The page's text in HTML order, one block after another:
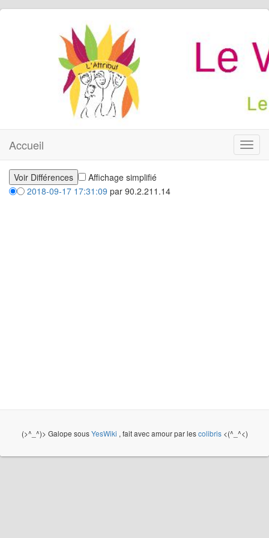
Accueil
Affichage simplifié
2018-09-17 17:31:09 par 90.2.211.14
(>^_^)> Galope sousYesWiki , fait avec amour par lescolibris<(^_^<)